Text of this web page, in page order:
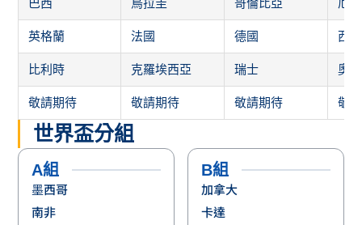
巴西 烏拉圭 哥倫比亞 厄
英格蘭 法國 德國 西
比利時 克羅埃西亞 瑞士 奧
敬請期待 敬請期待 敬請期待 敬
世界盃分組
A組
墨西哥
南非
B組
加拿大
卡達